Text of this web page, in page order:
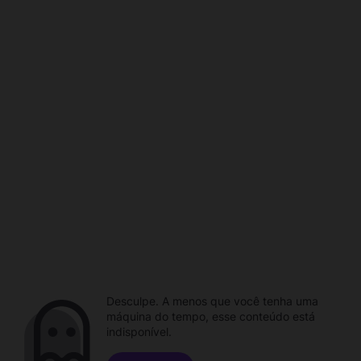
Desculpe. A menos que você tenha uma
máquina do tempo, esse conteúdo está
indisponível.